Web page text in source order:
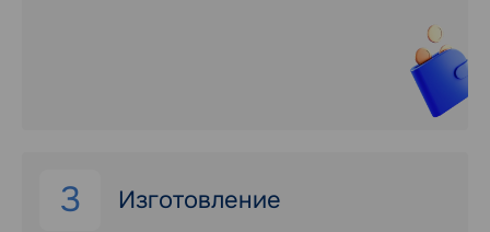
3 Изготовление